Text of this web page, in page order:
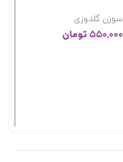
سوزن گلدوزی
550,000 تومان